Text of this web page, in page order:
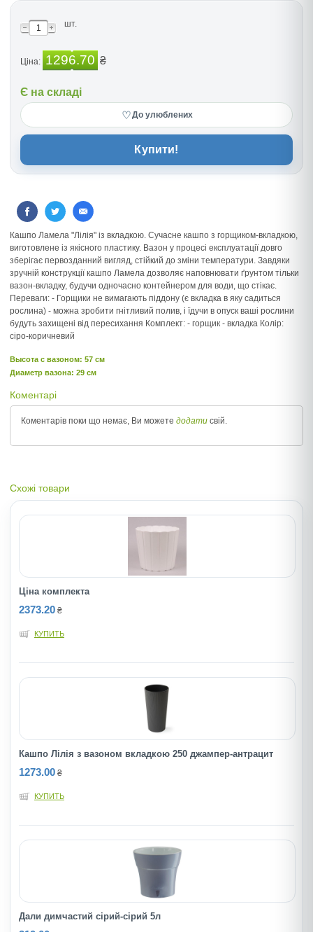
шт.
Ціна: 1296.70 ₴
Є на складі
♡До улюблених
Купити!
Кашпо Ламела "Лілія" із вкладкою. Сучасне кашпо з горщиком-вкладкою,
виготовлене із якісного пластику. Вазон у процесі експлуатації довго
зберігає первозданний вигляд, стійкий до зміни температури. Завдяки
зручній конструкції кашпо Ламела дозволяє наповнювати ґрунтом тільки
вазон-вкладку, будучи одночасно контейнером для води, що стікає.
Переваги: - Горщики не вимагають піддону (є вкладка в яку садиться
рослина) - можна зробити гнітливий полив, і їдучи в опуск ваші рослини
будуть захищені від пересихання Комплект: - горщик - вкладка Колір:
сiро-коричневий
Высота c вазоном: 57 см
Диаметр вазона: 29 см
Коментарі
Коментарів поки що немає, Ви можете додати свій.
Схожі товари
Ціна комплекта
2373.20 ₴
КУПИТЬ
Кашпо Лілія з вазоном вкладкою 250 джампер-антрацит
1273.00 ₴
КУПИТЬ
Дали димчастий сірий-сірий 5л